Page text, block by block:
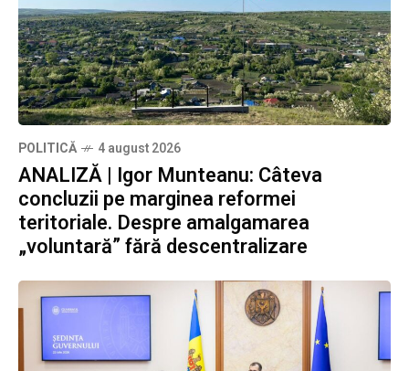
POLITICĂ 4 august 2026
ANALIZĂ | Igor Munteanu: Câteva
concluzii pe marginea reformei
teritoriale. Despre amalgamarea
„voluntară” fără descentralizare